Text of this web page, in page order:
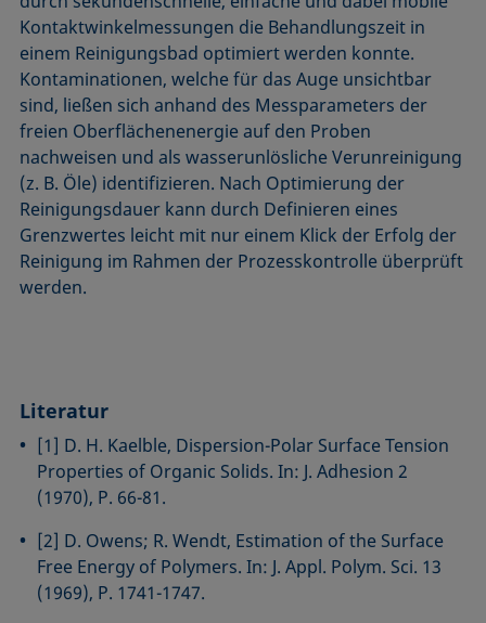
Kontaktwinkelmessungen die Behandlungszeit in
einem Reinigungsbad optimiert werden konnte.
Konta­minationen, welche für das Auge unsichtbar
sind, ließen sich anhand des Messparameters der
freien Oberflächenenergie auf den Proben
nachweisen und als wasserunlösliche Verunreinigung
(z. B. Öle) identifizieren. Nach Optimierung der
Reinigungsdauer kann durch Definieren eines
Grenzwertes leicht mit nur einem Klick der Erfolg der
Reinigung im Rahmen der Prozesskontrolle überprüft
werden.
Literatur
[1] D. H. Kaelble, Dispersion-Polar Surface Tension
Properties of Organic Solids. In: J. Adhesion 2
(1970), P. 66-81.
[2] D. Owens; R. Wendt, Estimation of the Surface
Free Energy of Polymers. In: J. Appl. Polym. Sci. 13
(1969), P. 1741-1747.